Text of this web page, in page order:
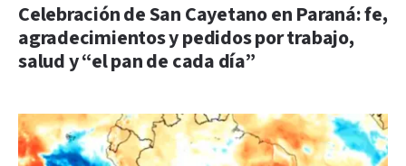
Celebración de San Cayetano en Paraná: fe,
agradecimientos y pedidos por trabajo,
salud y “el pan de cada día”